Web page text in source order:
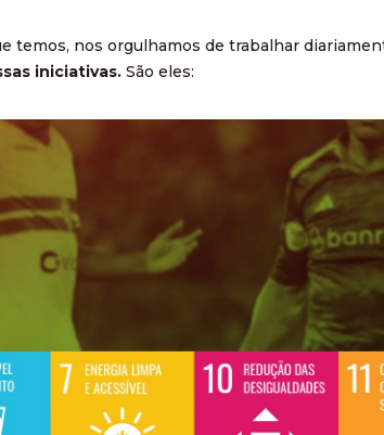
temos, nos orgulhamos de trabalhar
iniciativas. São eles: